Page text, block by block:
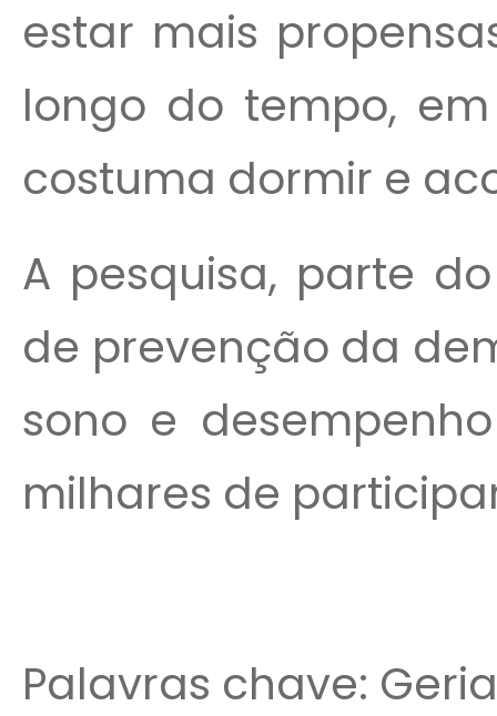
estar mais
longo do tempo,
costuma dormir e
A pesquisa, parte
de prevenção da
sono e
milhares de
Palavras chave: